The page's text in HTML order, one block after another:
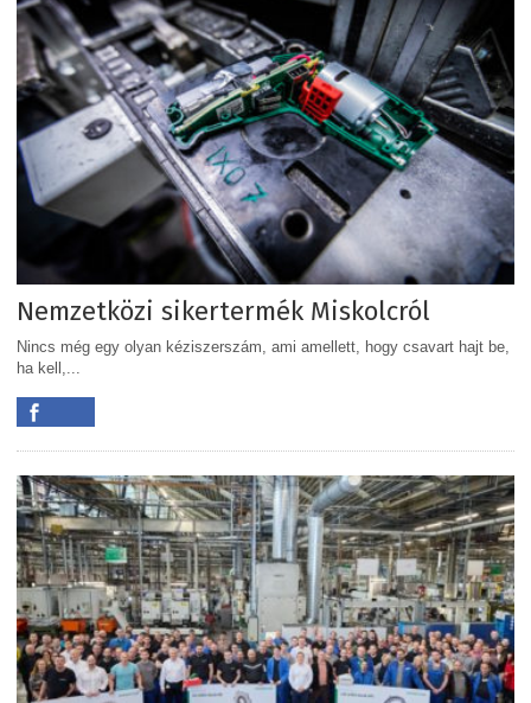
Nemzetközi sikertermék Miskolcról
Nincs még egy olyan kéziszerszám, ami amellett, hogy csavart hajt be,
ha kell,...